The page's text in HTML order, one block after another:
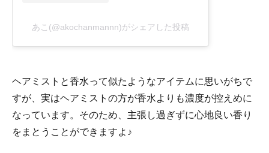
あこ(@akochanmannn)がシェアした投稿
ヘアミストと香水って似たようなアイテムに思いがちで
すが、実はヘアミストの方が香水よりも濃度が控えめに
なっています。そのため、主張し過ぎずに心地良い香り
をまとうことができますよ♪